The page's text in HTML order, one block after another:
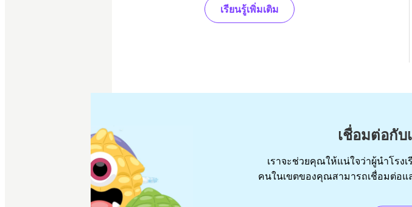
เรียนรู้เพิ่มเติม
เชื่อมต่อกั
เราจะช่วยคุณให้แน่ใจว่าผู้นำโรง
คนในเขตของคุณสามารถเชื่อมต่อแ